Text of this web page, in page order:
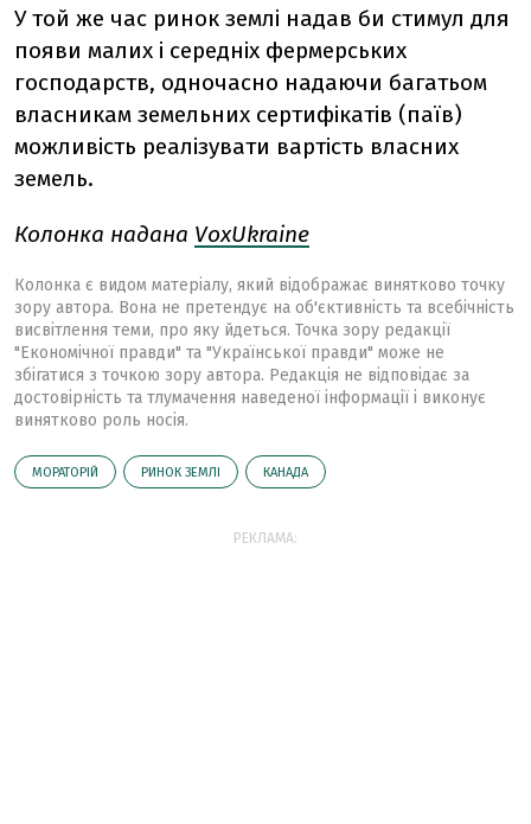
У той же час ринок землі надав би стимул для
появи малих і середніх фермерських
господарств, одночасно надаючи багатьом
власникам земельних сертифікатів (паїв)
можливість реалізувати вартість власних
земель.
Колонка надана VoxUkraine
Колонка є видом матеріалу, який відображає винятково точку
зору автора. Вона не претендує на об'єктивність та всебічність
висвітлення теми, про яку йдеться. Точка зору редакції
"Економічної правди" та "Української правди" може не
збігатися з точкою зору автора. Редакція не відповідає за
достовірність та тлумачення наведеної інформації і виконує
винятково роль носія.
МОРАТОРІЙ РИНОК ЗЕМЛІ КАНАДА
РЕКЛАМА: